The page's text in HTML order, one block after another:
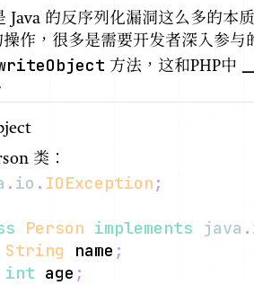
Java 的反序列化漏洞这么多的本
操作，很多是需要开发者深入参
方法，这和PHP中
类：
. io . IOException ;
Person implements java .
String name ;
int age ;